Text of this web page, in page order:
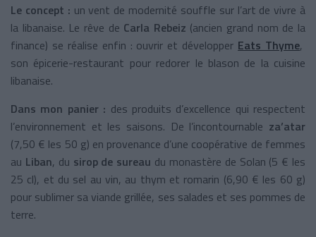
Le concept : un vent de modernité souffle sur l’art de vivre à
la libanaise. Le rêve de Carla Rebeiz (ancien grand nom de la
finance) se réalise enfin : ouvrir et développer Eats Thyme,
son épicerie-restaurant pour redorer le blason de la cuisine
libanaise.
Dans mon panier : des produits d’excellence qui respectent
l’environnement et les saisons. De l’incontournable za’atar
(7,50 € les 50 g) en provenance d’une coopérative de femmes
au Liban, du sirop de sureau du monastère de Solan (5 € les
25 cl), et du sel au vin, au thym et romarin (6,90 € les 60 g)
pour sublimer sa viande grillée, ses salades et ses pommes de
terre.